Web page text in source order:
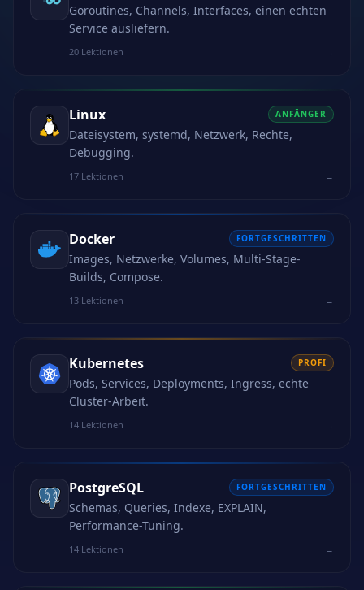
Goroutines, Channels, Interfaces, einen echten
Service ausliefern.
20 Lektionen →
Linux ANFÄNGER
Dateisystem, systemd, Netzwerk, Rechte,
Debugging.
17 Lektionen →
Docker FORTGESCHRITTEN
Images, Netzwerke, Volumes, Multi-Stage-
Builds, Compose.
13 Lektionen →
Kubernetes PROFI
Pods, Services, Deployments, Ingress, echte
Cluster-Arbeit.
14 Lektionen →
PostgreSQL FORTGESCHRITTEN
Schemas, Queries, Indexe, EXPLAIN,
Performance-Tuning.
14 Lektionen →